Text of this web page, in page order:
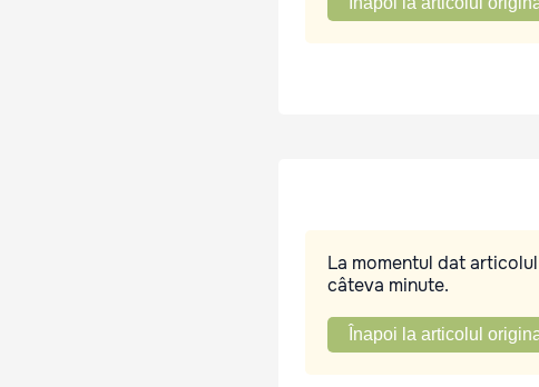
La momentul dat
câteva minute.
Înapoi la articolul